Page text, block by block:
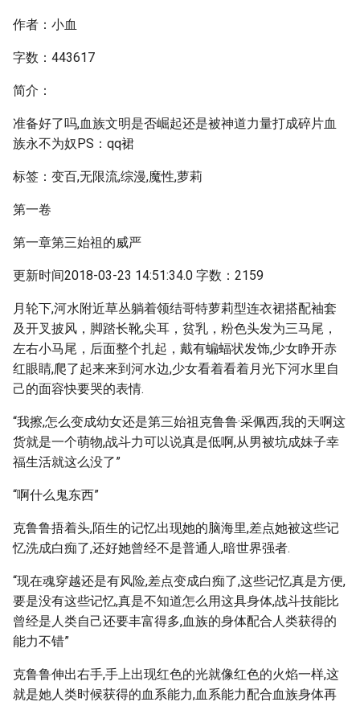
作者：小血
字数：443617
简介：
准备好了吗,血族文明是否崛起还是被神道力量打成碎片血
族永不为奴PS：qq裙
标签：变百,无限流,综漫,魔性,萝莉
第一卷
第一章第三始祖的威严
更新时间2018-03-23 14:51:34.0 字数：2159
月轮下,河水附近草丛躺着领结哥特萝莉型连衣裙搭配袖套
及开叉披风，脚踏长靴,尖耳，贫乳，粉色头发为三马尾，
左右小马尾，后面整个扎起，戴有蝙蝠状发饰,少女睁开赤
红眼睛,爬了起来来到河水边,少女看着看着月光下河水里自
己的面容快要哭的表情.
“我擦,怎么变成幼女还是第三始祖克鲁鲁·采佩西,我的天啊这
货就是一个萌物,战斗力可以说真是低啊,从男被坑成妹子幸
福生活就这么没了”
“啊什么鬼东西”
克鲁鲁捂着头,陌生的记忆出现她的脑海里,差点她被这些记
忆洗成白痴了,还好她曾经不是普通人,暗世界强者.
“现在魂穿越还是有风险,差点变成白痴了,这些记忆真是方便,
要是没有这些记忆,真是不知道怎么用这具身体,战斗技能比
曾经是人类自己还要丰富得多,血族的身体配合人类获得的
能力不错”
克鲁鲁伸出右手,手上出现红色的光就像红色的火焰一样,这
就是她人类时候获得的血系能力,血系能力配合血族身体再